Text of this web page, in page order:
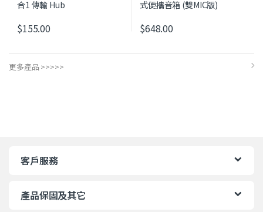
$155.00 $648.00
此產品有多種款式。 可在產品頁
更多產品 >>>>>
客戶服務
產品保固及其它